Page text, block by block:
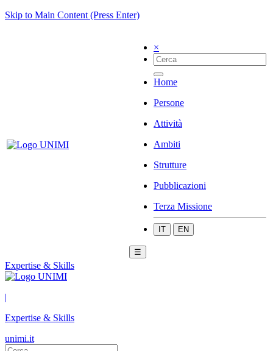
Skip to Main Content (Press Enter)
×
Home
Persone
Attività
Ambiti
Strutture
Pubblicazioni
Terza Missione
IT EN
☰
Expertise & Skills
|
Expertise & Skills
unimi.it